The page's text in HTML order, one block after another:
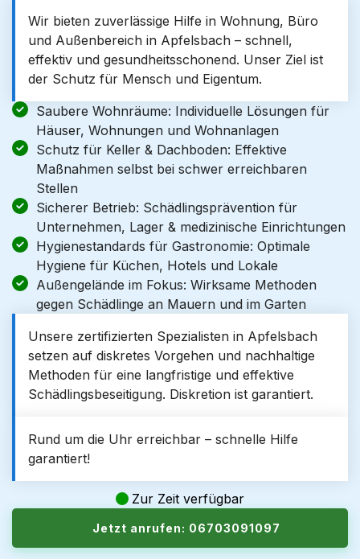
Wir bieten zuverlässige Hilfe in Wohnung, Büro
und Außenbereich in Apfelsbach – schnell,
effektiv und gesundheitsschonend. Unser Ziel ist
der Schutz für Mensch und Eigentum.
Saubere Wohnräume: Individuelle Lösungen für
Häuser, Wohnungen und Wohnanlagen
Schutz für Keller & Dachboden: Effektive
Maßnahmen selbst bei schwer erreichbaren
Stellen
Sicherer Betrieb: Schädlingsprävention für
Unternehmen, Lager & medizinische Einrichtungen
Hygienestandards für Gastronomie: Optimale
Hygiene für Küchen, Hotels und Lokale
Außengelände im Fokus: Wirksame Methoden
gegen Schädlinge an Mauern und im Garten
Unsere zertifizierten Spezialisten in Apfelsbach
setzen auf diskretes Vorgehen und nachhaltige
Methoden für eine langfristige und effektive
Schädlingsbeseitigung. Diskretion ist garantiert.
Rund um die Uhr erreichbar – schnelle Hilfe
garantiert!
Zur Zeit verfügbar
Jetzt anrufen: 06703091097